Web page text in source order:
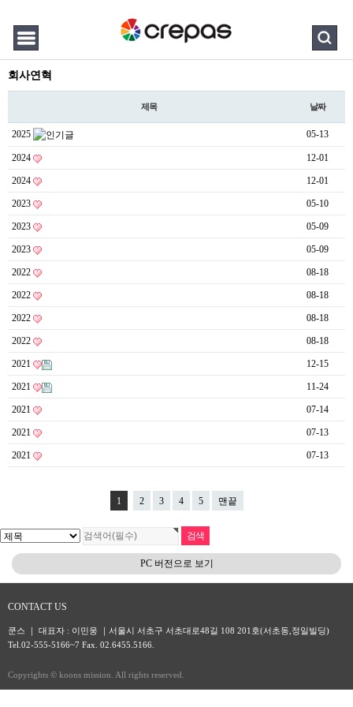
회사연혁
제목 날짜
2025 05-13
2024 12-01
2024 12-01
2023 05-10
2023 05-09
2023 05-09
2022 08-18
2022 08-18
2022 08-18
2022 08-18
2021 12-15
2021 11-24
2021 07-14
2021 07-13
2021 07-13
1 2 3 4 5 맨끝
PC 버전으로 보기
CONTACT US
쿤스 ｜ 대표자 : 이민웅 ｜서울시 서초구 서초대로48길 108 201호(서초동,정일빌딩)
Tel.02-555-5166~7 Fax. 02.6455.5166.
Copyrights © koons mission. All rights reserved.